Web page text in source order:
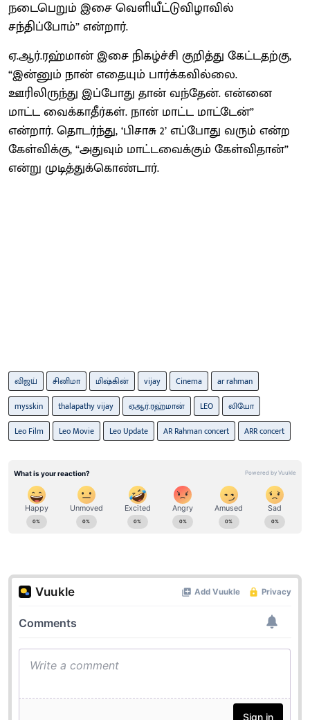
நடைபெறும் இசை வெளியீட்டுவிழாவில்
சந்திப்போம்” என்றார்.
ஏ.ஆர்.ரஹ்மான் இசை நிகழ்ச்சி குறித்து கேட்டதற்கு,
“இன்னும் நான் எதையும் பார்க்கவில்லை.
ஊரிலிருந்து இப்போது தான் வந்தேன். என்னை
மாட்ட வைக்காதீர்கள். நான் மாட்ட மாட்டேன்”
என்றார். தொடர்ந்து, ‘பிசாசு 2’ எப்போது வரும் என்ற
கேள்விக்கு, “அதுவும் மாட்டவைக்கும் கேள்விதான்”
என்று முடித்துக்கொண்டார்.
விஜய் சினிமா மிஷ்கின் vijay Cinema
ar rahman
mysskin
thalapathy vijay ஏஆர்.ரஹ்மான் LEO
லியோ
Leo Film
Leo Movie Leo Update AR Rahman concert ARR concert